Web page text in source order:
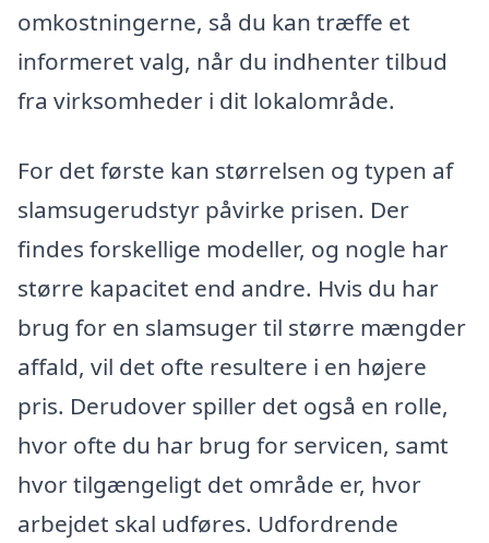
omkostningerne, så du kan træffe et
informeret valg, når du indhenter tilbud
fra virksomheder i dit lokalområde.
For det første kan størrelsen og typen af
slamsugerudstyr påvirke prisen. Der
findes forskellige modeller, og nogle har
større kapacitet end andre. Hvis du har
brug for en slamsuger til større mængder
affald, vil det ofte resultere i en højere
pris. Derudover spiller det også en rolle,
hvor ofte du har brug for servicen, samt
hvor tilgængeligt det område er, hvor
arbejdet skal udføres. Udfordrende